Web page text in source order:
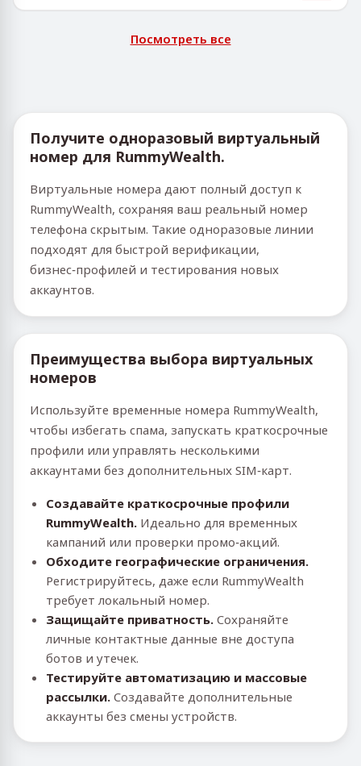
Посмотреть все
Получите одноразовый виртуальный
номер для RummyWealth.
Виртуальные номера дают полный доступ к
RummyWealth, сохраняя ваш реальный номер
телефона скрытым. Такие одноразовые линии
подходят для быстрой верификации,
бизнес‑профилей и тестирования новых
аккаунтов.
Преимущества выбора виртуальных
номеров
Используйте временные номера RummyWealth,
чтобы избегать спама, запускать краткосрочные
профили или управлять несколькими
аккаунтами без дополнительных SIM‑карт.
Создавайте краткосрочные профили
RummyWealth. Идеально для временных
кампаний или проверки промо‑акций.
Обходите географические ограничения.
Регистрируйтесь, даже если RummyWealth
требует локальный номер.
Защищайте приватность. Сохраняйте
личные контактные данные вне доступа
ботов и утечек.
Тестируйте автоматизацию и массовые
рассылки. Создавайте дополнительные
аккаунты без смены устройств.